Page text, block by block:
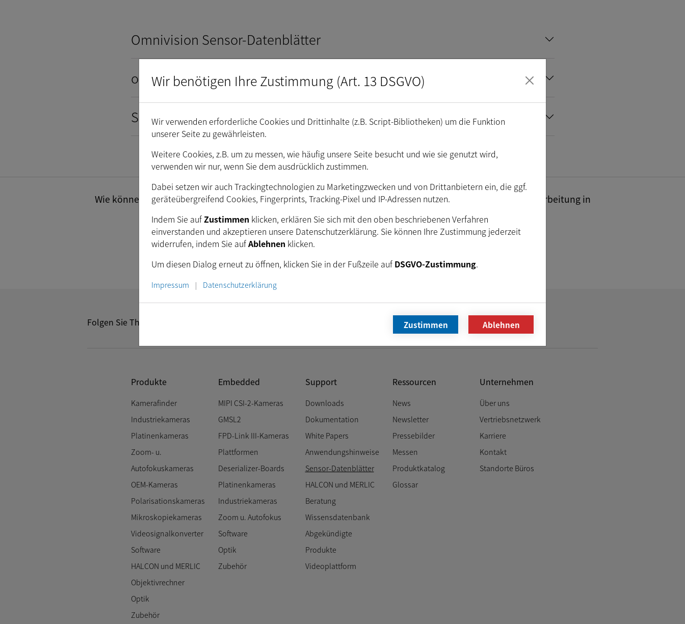
Omnivision Sensor-Datenblätter
onsemi Sensor-Datenblätter
Sony Sensor-Datenblätter
Wie können wir Ihnen helfen? Setzen Sie sich noch heute mit unseren Ingenieuren für industrielle Bildverarbeitung in
+49 421 335910 E-Mail Newsletter
Folgen Sie The Imaging Source:
Produkte
Kamerafinder
Industriekameras
Platinenkameras
Zoom- u.
Autofokuskameras
OEM-Kameras
Polarisationskameras
Mikroskopiekameras
Videosignalkonverter
Software
HALCON und MERLIC
Objektivrechner
Optik
Zubehör
Embedded
MIPI CSI-2-Kameras
GMSL2
FPD-Link III-Kameras
Plattformen
Deserializer-Boards
Platinenkameras
Industriekameras
Zoom u. Autofokus
Software
Optik
Zubehör
Support
Downloads
Dokumentation
White Papers
Anwendungshinweise
Sensor-Datenblätter
HALCON und MERLIC
Beratung
Wissensdatenbank
Abgekündigte
Produkte
Videoplattform
Ressourcen
News
Newsletter
Pressebilder
Messen
Produktkatalog
Glossar
Unternehmen
Über uns
Vertriebsnetzwerk
Karriere
Kontakt
Standorte Büros
Wir benötigen Ihre Zustimmung (Art. 13 DSGVO)
Wir verwenden erforderliche Cookies und Drittinhalte (z.B. Script-Bibliotheken) um die Funktion
unserer Seite zu gewährleisten.
Weitere Cookies, z.B. um zu messen, wie häufig unsere Seite besucht und wie sie genutzt wird,
verwenden wir nur, wenn Sie dem ausdrücklich zustimmen.
Dabei setzen wir auch Trackingtechnologien zu Marketingzwecken und von Drittanbietern ein, die ggf.
geräteübergreifend Cookies, Fingerprints, Tracking-Pixel und IP-Adressen nutzen.
Indem Sie aufZustimmen klicken, erklären Sie sich mit den oben beschriebenen Verfahren
einverstanden und akzeptieren unsere Datenschutzerklärung. Sie können Ihre Zustimmung jederzeit
widerrufen, indem Sie aufAblehnen klicken.
Um diesen Dialog erneut zu öffnen, klicken Sie in der Fußzeile auf DSGVO-Zustimmung.
Impressum | Datenschutzerklärung
Zustimmen Ablehnen